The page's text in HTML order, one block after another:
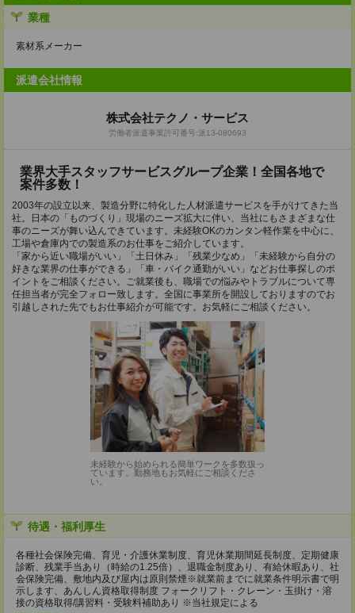
業種
素材系メーカー
派遣会社情報
株式会社テクノ・サービス
労働者派遣事業許可番号:派13-080693
業界大手スタッフサービスグループ企業！全国各地で
案件多数！
2003年の設立以来、製造分野に特化した人材派遣サービスを手がけてきた当
社。日本の「ものづくり」現場のニーズ拡大に伴い、当社にもさまざまな仕
事のニーズが舞い込んできています。未経験OKのカンタン軽作業を中心に、
工場や倉庫内での製造系のお仕事をご紹介しています。
「家から近い職場がいい」「土日休み」「残業少なめ」「未経験から自分の
好きな業界の仕事ができる」「車・バイク通勤がいい」などお仕事探しのポ
イントをご相談ください。ご就業後も、職場での悩みやトラブルについて専
任担当者が完全フォロー致します。全国に事業所を開設しておりますのでお
引越しされた先でもお仕事紹介が可能です。お気軽にご相談ください。
未経験から始められる簡単ワークを多数扱っ
ています。勤務地もお気軽にご相談くださ
い。
待遇・福利厚生
各種社会保険完備、育児・介護休業制度、育児休業期間延長制度、定期健康
診断、残業手当あり（時給の1.25倍）、退職金制度あり、有給休暇あり、社
会保険完備、敷地内及び屋内は原則禁煙※就業前までに就業条件明示書で明
示します、あんしん資格取得制度 フォークリフト・クレーン・玉掛け・溶
接の資格取得/講習料・受験料補助あり ※当社規定による